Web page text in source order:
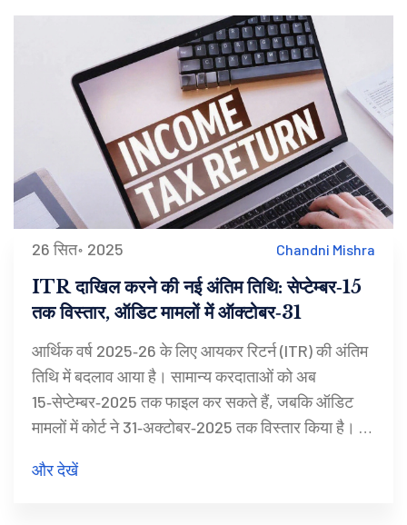
26 सित॰ 2025 Chandni Mishra
ITR दाखिल करने की नई अंतिम तिथि: सेप्टेम्बर‑15
तक विस्तार, ऑडिट मामलों में ऑक्टोबर‑31
आर्थिक वर्ष 2025‑26 के लिए आयकर रिटर्न (ITR) की अंतिम
तिथि में बदलाव आया है। सामान्य करदाताओं को अब
15‑सेप्टेम्बर‑2025 तक फाइल कर सकते हैं, जबकि ऑडिट
मामलों में कोर्ट ने 31‑अक्टोबर‑2025 तक विस्तार किया है। ये
कारण किए गए हैं। करदाताओं को नई तिथि को ध्यान में रख कर
और देखें